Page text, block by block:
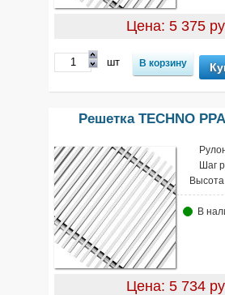
Цена: 5 375
шт
Решетка TECHNO
Шаг
В
Цена: 5 734